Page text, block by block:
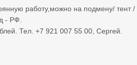
работу,можно на подмену/ тент /
- РФ.
Тел. +7 921 007 55 00, Сергей.